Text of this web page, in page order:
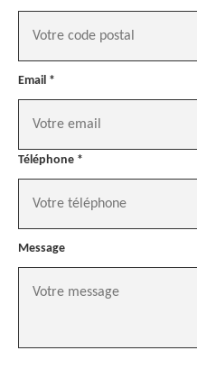
Email *
Téléphone *
Message